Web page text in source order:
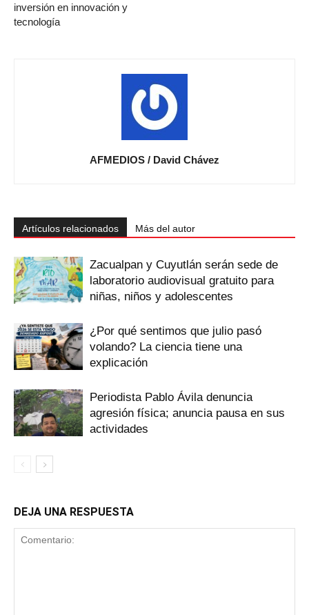
inversión en innovación y
tecnología
AFMEDIOS / David Chávez
Artículos relacionados Más del autor
Zacualpan y Cuyutlán serán sede de
laboratorio audiovisual gratuito para
niñas, niños y adolescentes
¿Por qué sentimos que julio pasó
volando? La ciencia tiene una
explicación
Periodista Pablo Ávila denuncia
agresión física; anuncia pausa en sus
actividades
DEJA UNA RESPUESTA